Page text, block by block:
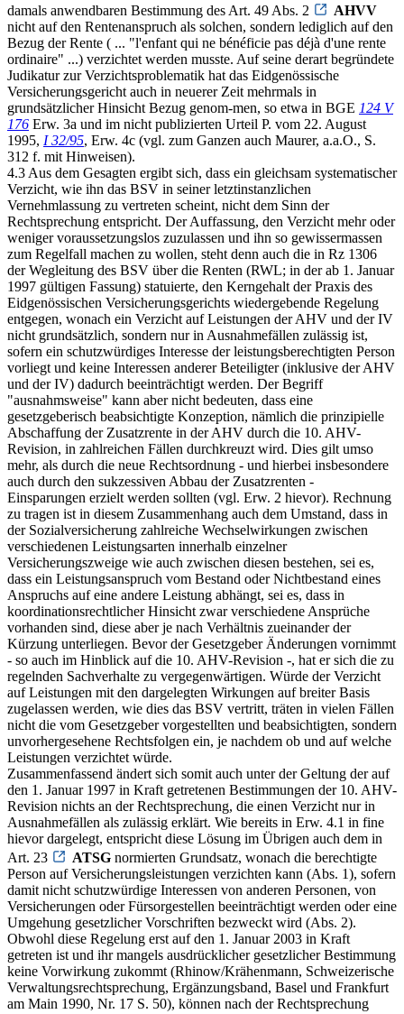
damals anwendbaren Bestimmung des Art. 49 Abs. 2
AHVV
nicht auf den Rentenanspruch als solchen, sondern lediglich auf den
Bezug der Rente ( ... "l'enfant qui ne bénéficie pas déjà d'une rente
ordinaire" ...) verzichtet werden musste. Auf seine derart begründete
Judikatur zur Verzichtsproblematik hat das Eidgenössische
Versicherungsgericht auch in neuerer Zeit mehrmals in
grundsätzlicher Hinsicht Bezug genom-men, so etwa in BGE 124 V
176 Erw. 3a und im nicht publizierten Urteil P. vom 22. August
1995, I 32/95, Erw. 4c (vgl. zum Ganzen auch Maurer, a.a.O., S.
312 f. mit Hinweisen).
4.3 Aus dem Gesagten ergibt sich, dass ein gleichsam systematischer
Verzicht, wie ihn das BSV in seiner letztinstanzlichen
Vernehmlassung zu vertreten scheint, nicht dem Sinn der
Rechtsprechung entspricht. Der Auffassung, den Verzicht mehr oder
weniger voraussetzungslos zuzulassen und ihn so gewissermassen
zum Regelfall machen zu wollen, steht denn auch die in Rz 1306
der Wegleitung des BSV über die Renten (RWL; in der ab 1. Januar
1997 gültigen Fassung) statuierte, den Kerngehalt der Praxis des
Eidgenössischen Versicherungsgerichts wiedergebende Regelung
entgegen, wonach ein Verzicht auf Leistungen der AHV und der IV
nicht grundsätzlich, sondern nur in Ausnahmefällen zulässig ist,
sofern ein schutzwürdiges Interesse der leistungsberechtigten Person
vorliegt und keine Interessen anderer Beteiligter (inklusive der AHV
und der IV) dadurch beeinträchtigt werden. Der Begriff
"ausnahmsweise" kann aber nicht bedeuten, dass eine
gesetzgeberisch beabsichtigte Konzeption, nämlich die prinzipielle
Abschaffung der Zusatzrente in der AHV durch die 10. AHV-
Revision, in zahlreichen Fällen durchkreuzt wird. Dies gilt umso
mehr, als durch die neue Rechtsordnung - und hierbei insbesondere
auch durch den sukzessiven Abbau der Zusatzrenten -
Einsparungen erzielt werden sollten (vgl. Erw. 2 hievor). Rechnung
zu tragen ist in diesem Zusammenhang auch dem Umstand, dass in
der Sozialversicherung zahlreiche Wechselwirkungen zwischen
verschiedenen Leistungsarten innerhalb einzelner
Versicherungszweige wie auch zwischen diesen bestehen, sei es,
dass ein Leistungsanspruch vom Bestand oder Nichtbestand eines
Anspruchs auf eine andere Leistung abhängt, sei es, dass in
koordinationsrechtlicher Hinsicht zwar verschiedene Ansprüche
vorhanden sind, diese aber je nach Verhältnis zueinander der
Kürzung unterliegen. Bevor der Gesetzgeber Änderungen vornimmt
- so auch im Hinblick auf die 10. AHV-Revision -, hat er sich die zu
regelnden Sachverhalte zu vergegenwärtigen. Würde der Verzicht
auf Leistungen mit den dargelegten Wirkungen auf breiter Basis
zugelassen werden, wie dies das BSV vertritt, träten in vielen Fällen
nicht die vom Gesetzgeber vorgestellten und beabsichtigten, sondern
unvorhergesehene Rechtsfolgen ein, je nachdem ob und auf welche
Leistungen verzichtet würde.
Zusammenfassend ändert sich somit auch unter der Geltung der auf
den 1. Januar 1997 in Kraft getretenen Bestimmungen der 10. AHV-
Revision nichts an der Rechtsprechung, die einen Verzicht nur in
Ausnahmefällen als zulässig erklärt. Wie bereits in Erw. 4.1 in fine
hievor dargelegt, entspricht diese Lösung im Übrigen auch dem in
Art. 23
ATSG normierten Grundsatz, wonach die berechtigte
Person auf Versicherungsleistungen verzichten kann (Abs. 1), sofern
damit nicht schutzwürdige Interessen von anderen Personen, von
Versicherungen oder Fürsorgestellen beeinträchtigt werden oder eine
Umgehung gesetzlicher Vorschriften bezweckt wird (Abs. 2).
Obwohl diese Regelung erst auf den 1. Januar 2003 in Kraft
getreten ist und ihr mangels ausdrücklicher gesetzlicher Bestimmung
keine Vorwirkung zukommt (Rhinow/Krähenmann, Schweizerische
Verwaltungsrechtsprechung, Ergänzungsband, Basel und Frankfurt
am Main 1990, Nr. 17 S. 50), können nach der Rechtsprechung